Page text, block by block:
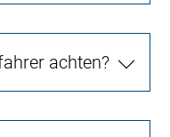
achten?